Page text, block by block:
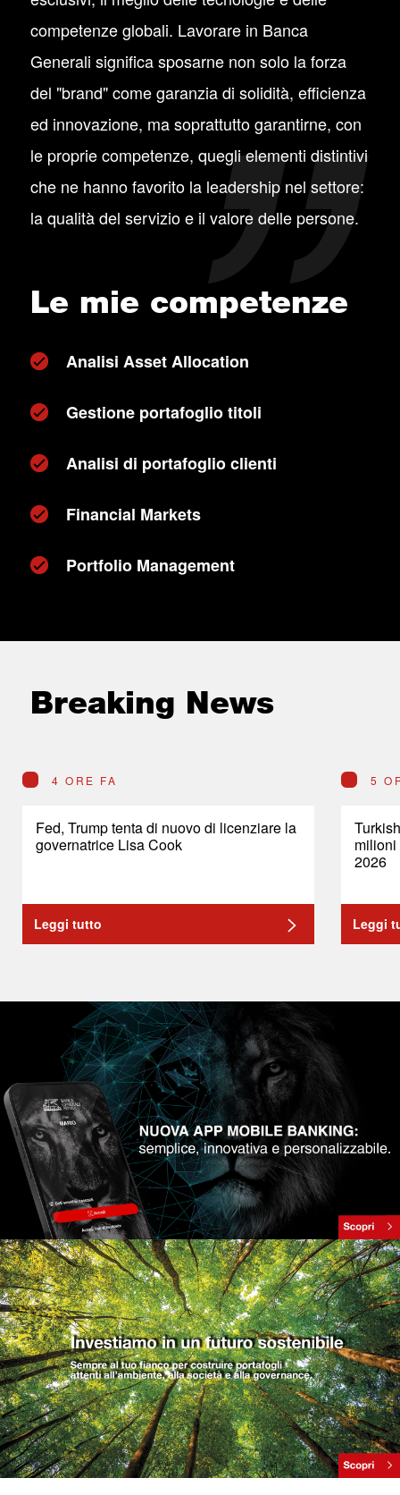
competenze globali. Lavorare in Banca
Generali significa sposarne non solo la forza
del "brand" come garanzia di solidità, efficienza
ed innovazione, ma soprattutto garantirne, con
le proprie competenze, quegli elementi distintivi
che ne hanno favorito la leadership nel settore:
la qualità del servizio e il valore delle persone.
Le mie competenze
Analisi Asset Allocation
Gestione portafoglio titoli
Analisi di portafoglio clienti
Financial Markets
Portfolio Management
Breaking News
4 ORE FA
Fed, Trump tenta di nuovo di licenziare la
governatrice Lisa Cook
Leggi tutto
5
2026
Leggi